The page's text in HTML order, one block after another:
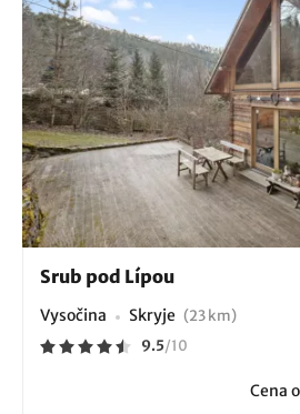
Srub pod Lípou
Vysočina Skryje (23 km)
9.5/10
Cena